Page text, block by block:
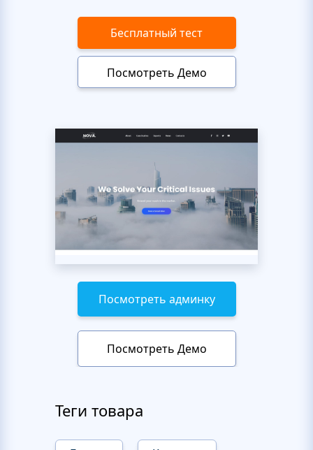
Бесплатный тест
Посмотреть Демо
Посмотреть админку
Посмотреть Демо
Теги товара